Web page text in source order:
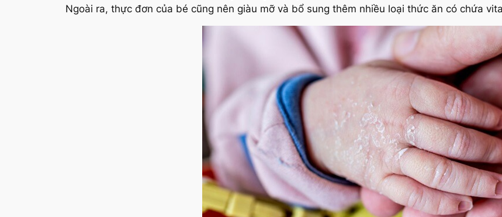
Ngoài ra, thực đơn của bé cũng nên giàu mỡ và bổ sung thêm nhiều loại thức ăn có chứa